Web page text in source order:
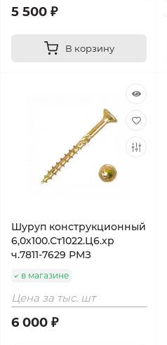
5 500 ₽
В корзину
Шуруп конструкционный
6,0х100.Ст1022.Ц6.хр
ч.7811-7629 РМЗ
в магазине
Цена за тыс. шт
6 000 ₽